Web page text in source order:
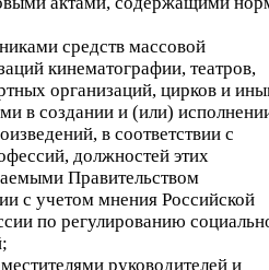
средств массовой
кинематографии, театров,
организаций, цирков и
в создании и (или)
в соответствии с
должностей этих
Правительством
с учетом мнения Российской
по регулированию
руководителей и